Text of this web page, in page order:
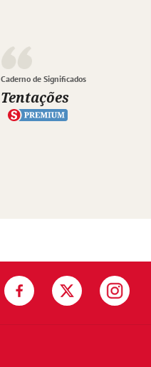
Caderno de Significados
Tentações